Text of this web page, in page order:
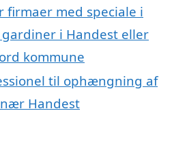
firmaer med speciale i
i Handest eller
kommune
til ophængning af
Handest